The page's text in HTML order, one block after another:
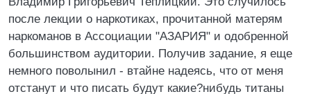
после лекции о наркотиках, прочитанной матерям
наркоманов в Ассоциации "АЗАРИЯ" и одобренной
большинством аудитории. Получив задание, я еще
немного поволынил - втайне надеясь, что от меня
отстанут и что писать будут какие?нибудь титаны